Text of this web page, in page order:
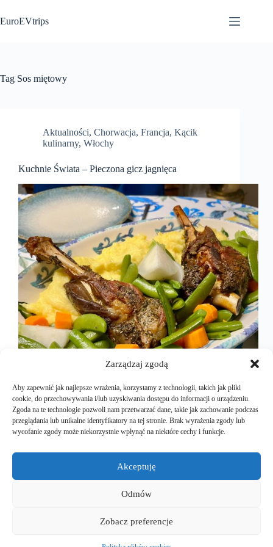
Zarządzaj zgodą
Aby zapewnić jak najlepsze wrażenia, korzystamy z technologii, takich jak pliki
cookie, do przechowywania i/lub uzyskiwania dostępu do informacji o urządzeniu.
Zgoda na te technologie pozwoli nam przetwarzać dane, takie jak zachowanie podczas
przeglądania lub unikalne identyfikatory na tej stronie. Brak wyrażenia zgody lub
wycofanie zgody może niekorzystnie wpłynąć na niektóre cechy i funkcje.
Akceptuję
Odmów
Zobacz preferencje
do
treści
EuroEVtrips
Tag Sos miętowy
Aktualności, Chorwacja, Francja, Kącik
kulinarny, Włochy
Kuchnie Świata – Pieczona gicz jagnięca
To wręcz rewelacyjne danie, aromatyczne i
kupić naprawdę jagnięcinę wysokiej jakości. My, po
naszą zawsze jeździmy do Krakowa, na Stary
Kleparz, lub na Plac Imbramowski. To właśnie tam,
2024-12-18